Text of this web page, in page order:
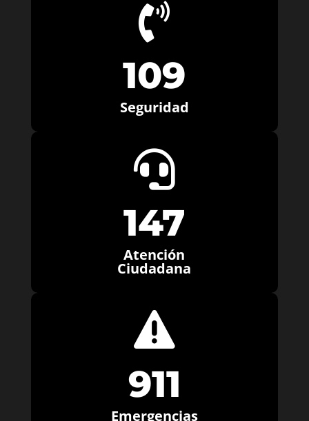

109
Seguridad

147
Atención
Ciudadana

911
Emergencias